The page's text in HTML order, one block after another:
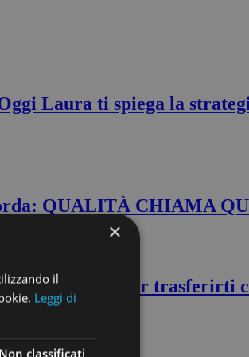
Laura ti spiega la
QUALITÀ CHIAMA
per trasferirti
×
il
Leggi di
Non classificati